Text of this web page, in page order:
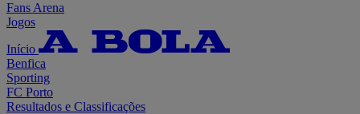
Fans Arena
Jogos
Início
Benfica
Sporting
FC Porto
Resultados e Classificações